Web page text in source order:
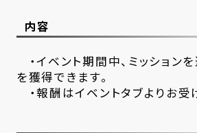
内容
・イベント期間中、ミッション
を獲得できます。
・報酬はイベントタブよりお受